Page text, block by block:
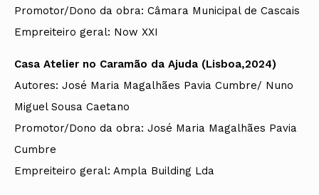
Promotor/Dono da obra: Câmara Municipal de Cascais
Empreiteiro geral: Now XXI
Casa Atelier no Caramão da Ajuda (Lisboa,2024)
Autores: José Maria Magalhães Pavia Cumbre/ Nuno
Miguel Sousa Caetano
Promotor/Dono da obra: José Maria Magalhães Pavia
Cumbre
Empreiteiro geral: Ampla Building Lda